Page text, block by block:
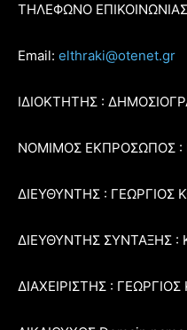
ΤΗΛΕΦΩΝΟ
Email: elthraki@otenet.gr
ΙΔΙΟΚΤΗΤΗΣ :
ΝΟΜΙΜΟΣ ΕΚΠΡΟΣΩΠΟΣ :
ΔΙΕΥΘΥΝΤΗΣ : ΓΕΩΡΓΙΟΣ
ΔΙΕΥΘΥΝΤΗΣ ΣΥΝΤΑΞΗΣ
ΔΙΑΧΕΙΡΙΣΤΗΣ :